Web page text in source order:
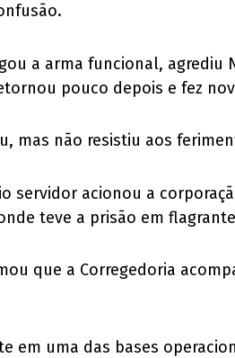
a arma funcional, agrediu
pouco depois e fez
mas não resistiu aos
servidor acionou a
teve a prisão em
que a Corregedoria
uma das bases